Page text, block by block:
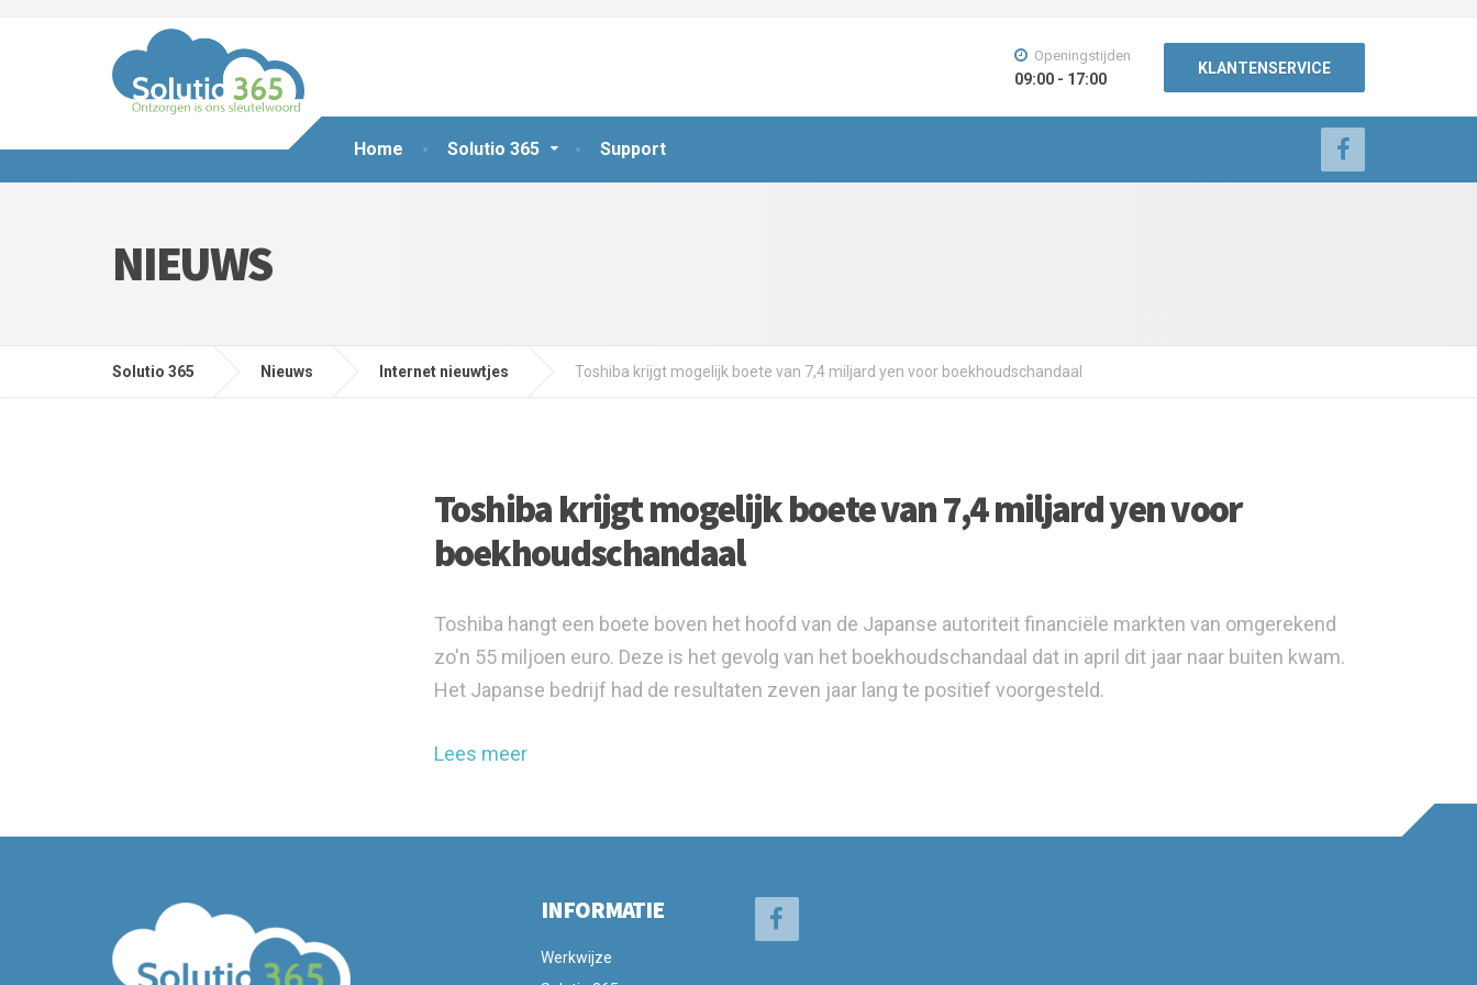
Home Solutio 365 Support
Openingstijden
09:00 - 17:00
KLANTENSERVICE
NIEUWS
Solutio 365 Nieuws Internet nieuwtjes Toshiba krijgt mogelijk boete van 7,4 miljard yen voor boekhoudschandaal
Toshiba krijgt mogelijk boete van 7,4 miljard yen voor
boekhoudschandaal
Toshiba hangt een boete boven het hoofd van de Japanse autoriteit financiële markten van omgerekend
zo'n 55 miljoen euro. Deze is het gevolg van het boekhoudschandaal dat in april dit jaar naar buiten kwam.
Het Japanse bedrijf had de resultaten zeven jaar lang te positief voorgesteld.
Lees meer
INFORMATIE
Werkwijze